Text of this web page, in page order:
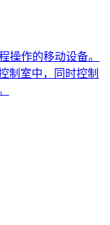
操作的移动设备。
制室中，同时控制